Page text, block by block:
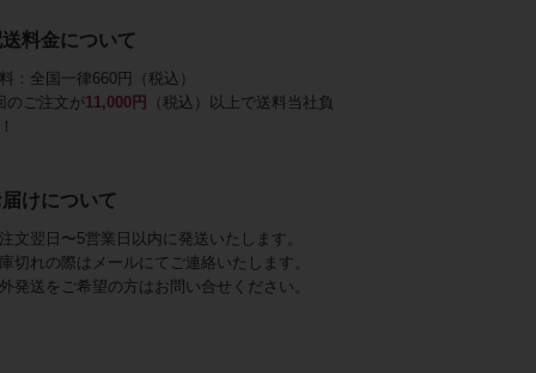
料金について
：全国一律660円（税込）
のご注文が11,000円
（税込）以上で送料当社負
けについて
文翌日〜5営業日以内に発送いたします。
切れの際はメールにてご連絡いたします。
発送をご希望の方はお問い合せください。